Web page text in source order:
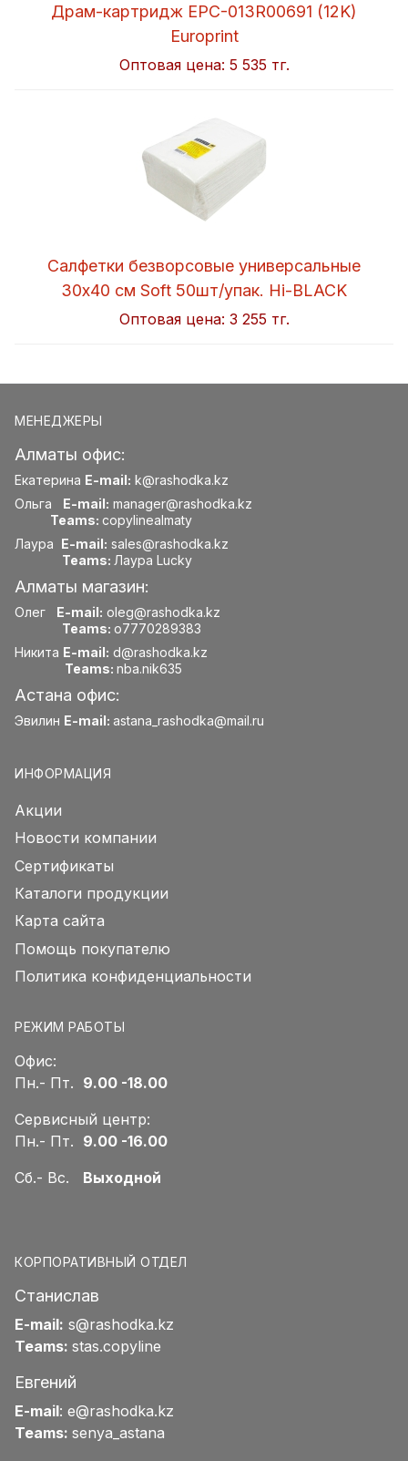
Драм-картридж EPC-013R00691 (12K)
Europrint
Оптовая цена: 5 535 тг.
Салфетки безворсовые универсальные
30x40 см Soft 50шт/упак. Hi-BLACK
Оптовая цена: 3 255 тг.
МЕНЕДЖЕРЫ
Алматы офис:
Екатерина E-mail: k@rashodka.kz
Ольга E-mail: manager@rashodka.kz
Teams: copylinealmaty
Лаура E-mail: sales@rashodka.kz
Teams: Лаура Lucky
Алматы магазин:
Олег E-mail: oleg@rashodka.kz
Teams: o7770289383
Никита E-mail: d@rashodka.kz
Teams: nba.nik635
Астана офис:
Эвилин E-mail: astana_rashodka@mail.ru
ИНФОРМАЦИЯ
Акции
Новости компании
Сертификаты
Каталоги продукции
Карта сайта
Помощь покупателю
Политика конфиденциальности
РЕЖИМ РАБОТЫ
Офис:
Пн.- Пт. 9.00 -18.00
Сервисный центр:
Пн.- Пт. 9.00 -16.00
Сб.- Вс. Выходной
КОРПОРАТИВНЫЙ ОТДЕЛ
Станислав
E-mail: s@rashodka.kz
Teams: stas.copyline
Евгений
E-mail: e@rashodka.kz
Teams: senya_astana